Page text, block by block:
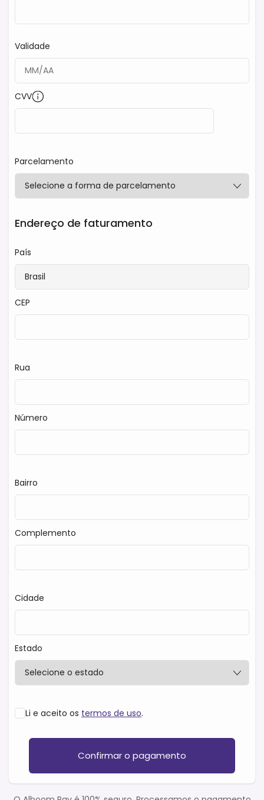
Validade
CVV
Parcelamento
Endereço de faturamento
País
CEP
Rua
Número
Bairro
Complemento
Cidade
Estado
Li e aceito os termos de uso.
Confirmar o pagamento